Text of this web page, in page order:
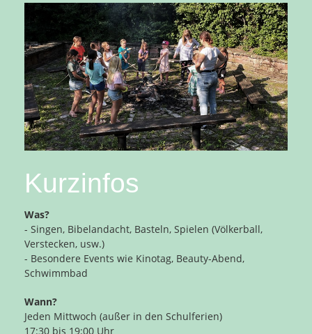
Kurzinfos
Was?
- Singen, Bibelandacht, Basteln, Spielen (Völkerball,
Verstecken, usw.)
- Besondere Events wie Kinotag, Beauty-Abend,
Schwimmbad
Wann?
Jeden Mittwoch (außer in den Schulferien)
17:30 bis 19:00 Uhr